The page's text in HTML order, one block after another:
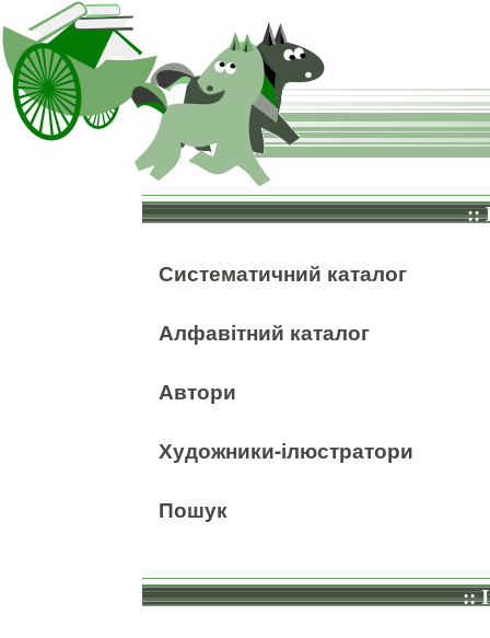
::
Систематичний каталог
Алфавітний каталог
Автори
Художники-ілюстратори
Пошук
::